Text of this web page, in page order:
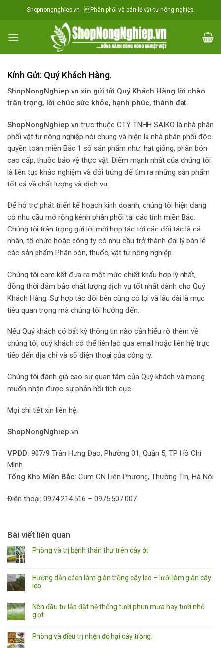
Shopnongnghiep.vn - Phân phối và bán lẻ vật tư nông nghiệp.
Kính Gửi: Quý Khách Hàng.
ShopNongNghiep.vn xin gửi tới Quý Khách Hàng lời chào
trân trọng, lời chúc sức khỏe, hạnh phúc, thành đạt.
ShopNongNghiep.vn trực thuộc CTY TNHH SAIKO là nhà phân
phối vật tư nông nghiệp nói chung và hiện là nhà phân phối độc
quyền toàn miễn Bắc 1 số sản phẩm như: hạt giống, phân bón
cao cấp, thuốc bảo vệ thực vật. Điểm mạnh nhất của chúng tôi
là liên tục khảo nghiệm và đối trứng để tìm ra những sản phẩm
tốt cả về chất lượng và dịch vụ.
Để hỗ trợ phát triển kế hoạch kinh doanh, chúng tôi hiện đang
có nhu cầu mở rộng kênh phân phối tại các tỉnh miền Bắc.
Chúng tôi trân trọng gửi lời mời hợp tác tới các đối tác là cá
nhân, tổ chức hoặc công ty có nhu cầu trở thành đại lý bán lẻ
các sản phẩm Phân bón, thuốc, vật tư nông nghiệp.
Chúng tôi cam kết đưa ra một mức chiết khấu hợp lý nhất,
đồng thời đảm bảo chất lượng dịch vụ tốt nhất dành cho Quý
Khách Hàng. Sự hợp tác đôi bên cùng có lợi và lâu dài là mục
tiêu quan trọng mà chúng tôi hướng đến.
Nếu Quý khách có bất kỳ thông tin nào cần hiểu rõ thêm về
chúng tôi, quý khách có thể liên lạc qua email hoặc liên hệ trực
tiếp đến địa chỉ và số điện thoại của công ty.
Chúng tôi đánh giá cao sự quan tâm của Quý khách và mong
muốn nhận được sự phản hồi tích cực.
Mọi chi tiết xin liên hệ:
ShopNongNghiep.vn
VPĐD: 907/9 Trần Hưng Đạo, Phường 01, Quận 5, TP Hồ Chí
Minh
Tổng Kho Miền Bắc: Cụm CN Liên Phương, Thường Tín, Hà Nội
Điện thoại: 0974.214.516 – 0975.507.007
Bài viết liên quan
Phòng và trị bệnh thán thư trên cây ớt
Hướng dẫn cách làm giàn trồng cây leo – lưới làm giàn cây
leo
Nên đầu tư lắp đặt hệ thống tưới phun mưa hay tưới nhỏ
giọt
Phòng và điều trị nhện đỏ hại cây trồng.